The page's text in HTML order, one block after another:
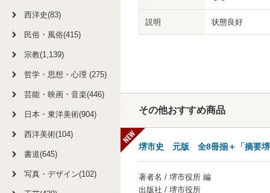
西洋史(83)
民俗・風俗(415)
宗教(1,139)
哲学・思想・心理 (275)
芸能・映画・音楽(446)
日本・東洋美術(904)
西洋美術(104)
書道(645)
写真・デザイン(102)
説明 状態良好
その他おすすめ商品
堺市史 元版 全8冊揃＋「摘要
著者名 / 堺市役所 編
出版社 / 堺市役所